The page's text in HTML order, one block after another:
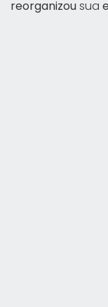
reorganizousua